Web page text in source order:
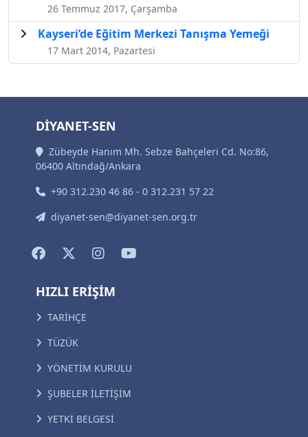
26 Temmuz 2017, Çarşamba
Kayseri’de Eğitim Merkezi Tanışma Yemeği
17 Mart 2014, Pazartesi
DİYANET-SEN
Zübeyde Hanım Mh. Sebze Bahçeleri Cd. No:86,
06400 Altındağ/Ankara
+90 312.230 46 86 - 0 312.231 57 22
diyanet-sen@diyanet-sen.org.tr
HIZLI ERİŞİM
TARİHÇE
TÜZÜK
YÖNETİM KURULU
ŞUBELER İLETİŞİM
YETKİ BELGESİ